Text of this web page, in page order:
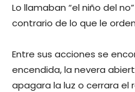
Lo llamaban “el niño del
contrario de lo que le
Entre sus acciones se
encendida, la nevera
apagara la luz o cerrara el